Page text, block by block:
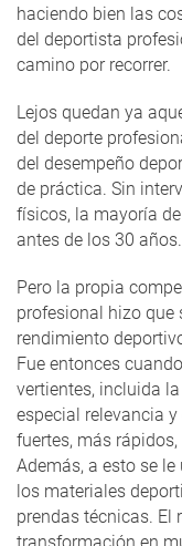
haciendo bien las
del deportista
camino por recorrer.
Lejos quedan ya
del deporte
del desempeño
de práctica. Sin
físicos, la mayoría
antes de los 30 años.
Pero la propia
profesional hizo que
rendimiento
Fue entonces
vertientes, incluida
especial relevancia
fuertes, más
Además, a esto se
los materiales
prendas técnicas. El
transformación en